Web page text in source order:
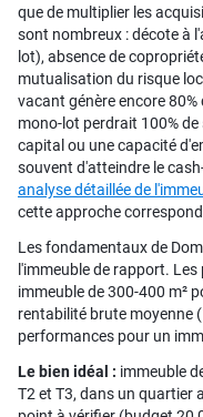
que de multiplier les
sont nombreux : décote à
lot), absence de
mutualisation du risque
vacant génère encore
mono-lot perdrait 100%
capital ou une capacité
souvent d'atteindre le
analyse détaillée de
cette approche
Les fondamentaux de
l'immeuble de rapport.
immeuble de 300-400 m²
rentabilité brute moyenne
performances pour un
Le bien idéal : immeuble
T2 et T3, dans un quartier